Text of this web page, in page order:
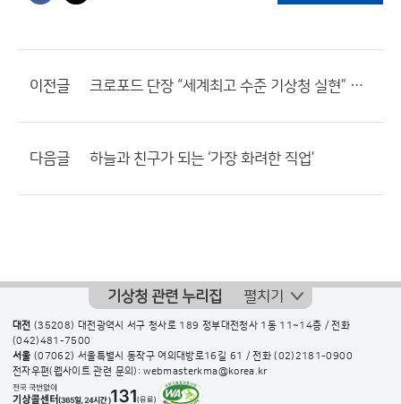
이전글 크로포드 단장 “세계최고 수준 기상청 실현” 출사표
다음글 하늘과 친구가 되는 ‘가장 화려한 직업’
기상청 관련 누리집 펼치기
대전 (35208) 대전광역시 서구 청사로 189 정부대전청사 1동 11~14층 / 전화
(042)481-7500
서울 (07062) 서울특별시 동작구 여의대방로16길 61 / 전화(02)2181-0900
전자우편(웹사이트 관련 문의): webmasterkma@korea.kr